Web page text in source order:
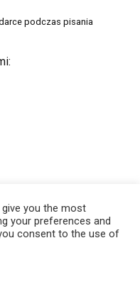
podczas pisania
you the most
your preferences and
consent to the use of